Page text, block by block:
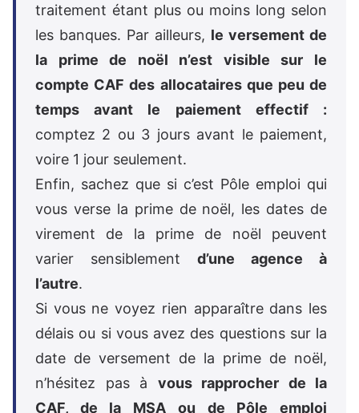
traitement étant plus ou moins long selon
les banques. Par ailleurs, le versement de
la prime de noël n’est visible sur le
compte CAF des allocataires que peu de
temps avant le paiement effectif :
comptez 2 ou 3 jours avant le paiement,
voire 1 jour seulement.
Enfin, sachez que si c’est Pôle emploi qui
vous verse la prime de noël, les dates de
virement de la prime de noël peuvent
varier sensiblement d’une agence à
l’autre.
Si vous ne voyez rien apparaître dans les
délais ou si vous avez des questions sur la
date de versement de la prime de noël,
n’hésitez pas à vous rapprocher de la
CAF, de la MSA ou de Pôle emploi